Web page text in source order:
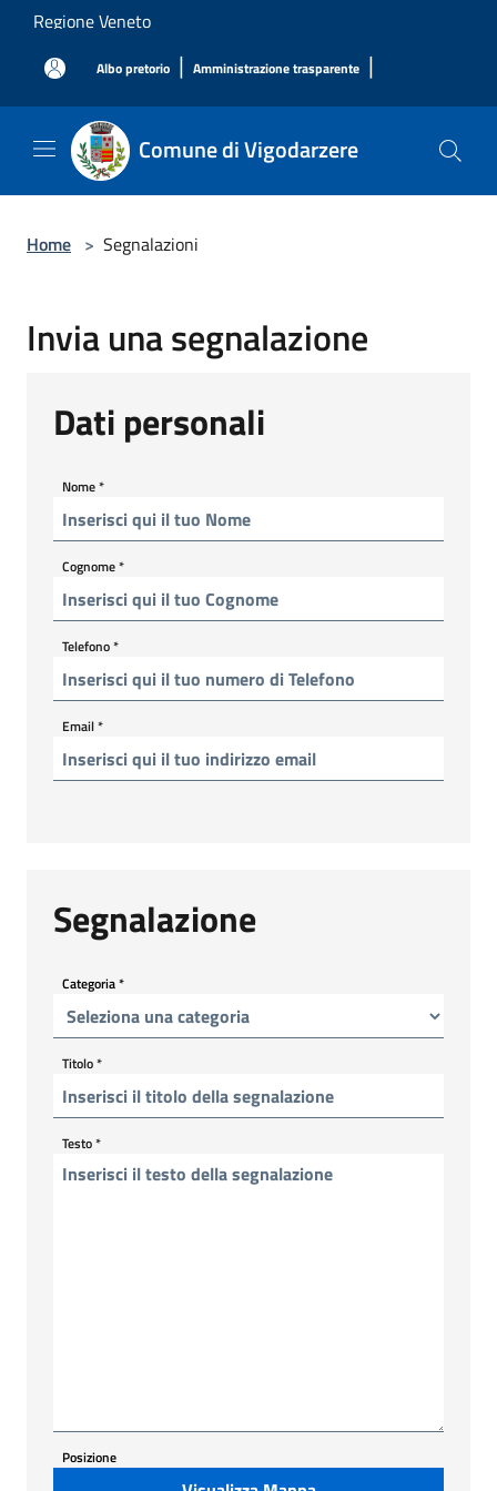
Salta al contenuto principale
Regione Veneto
Albo pretorio | Amministrazione trasparente |
Comune di Vigodarzere
Home > Segnalazioni
Invia una segnalazione
Dati personali
Nome*
Cognome*
Telefono*
Email*
Segnalazione
Categoria*
Titolo*
Testo*
Posizione